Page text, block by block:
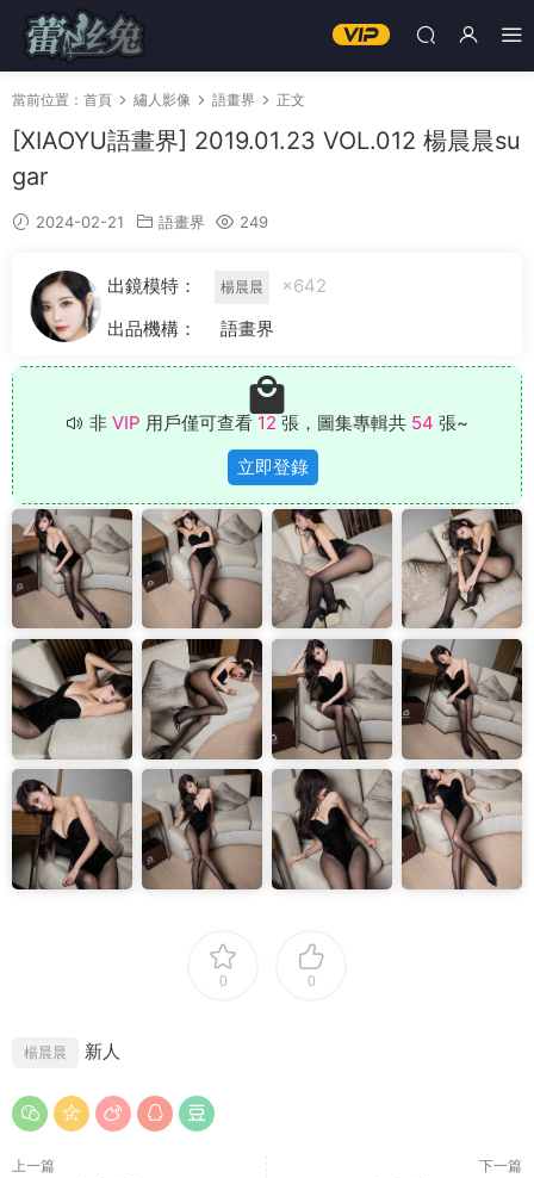
當前位置： 首頁 繡人影像 語畫界 正文
[XIAOYU語畫界] 2019.01.23 VOL.012 楊晨晨su
gar
2024-02-21 語畫界 249
出鏡模特： 楊晨晨
×642
出品機構：
語畫界
非 VIP 用戶僅可查看 12 張，圖集專輯共 54 張~
立即登錄
0 0
楊晨晨 新人
上一篇 下一篇